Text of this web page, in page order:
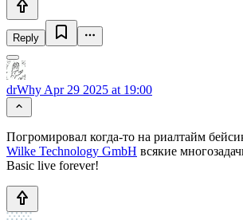
Reply
drWhy Apr 29 2025 at 19:00
Погромировал когда-то на риалтайм
Wilke Technology GmbH всякие
Basic live forever!